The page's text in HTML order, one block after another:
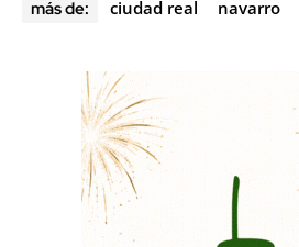
más de: ciudad real navarro